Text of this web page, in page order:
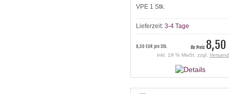
VPE 1 Stk.
Lieferzeit: 3-4 Tage
Ihr Preis 8,50
8,50 EUR pro Stk.
inkl. 19 % MwSt. zzgl.